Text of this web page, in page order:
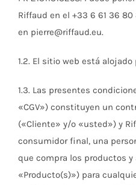
Riffaud en el +33 6 61 36
en pierre@riffaud.eu.
1.2. El sitio web está alojado
1.3. Las presentes
«CGV») constituyen un
(«Cliente» y/o «usted») y
consumidor final, una
que compra los productos
«Producto(s)») para